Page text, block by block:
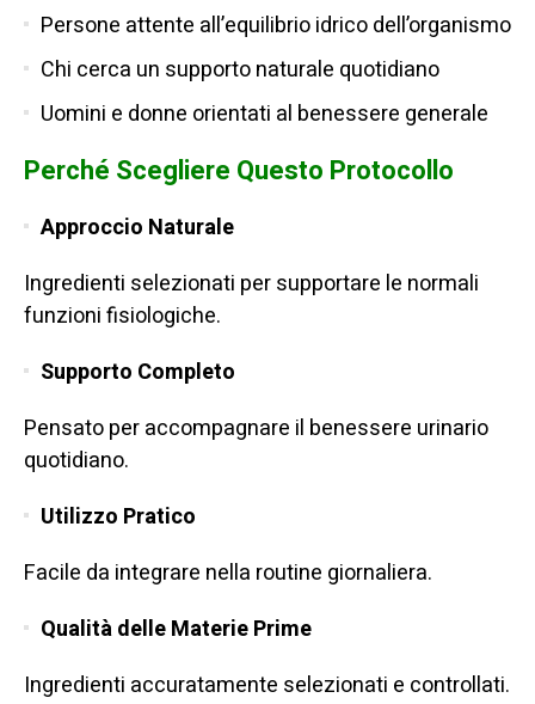
Persone attente all’equilibrio idrico dell’organismo
Chi cerca un supporto naturale quotidiano
Uomini e donne orientati al benessere generale
Perché Scegliere Questo Protocollo
Approccio Naturale
Ingredienti selezionati per supportare le normali
funzioni fisiologiche.
Supporto Completo
Pensato per accompagnare il benessere urinario
quotidiano.
Utilizzo Pratico
Facile da integrare nella routine giornaliera.
Qualità delle Materie Prime
Ingredienti accuratamente selezionati e controllati.